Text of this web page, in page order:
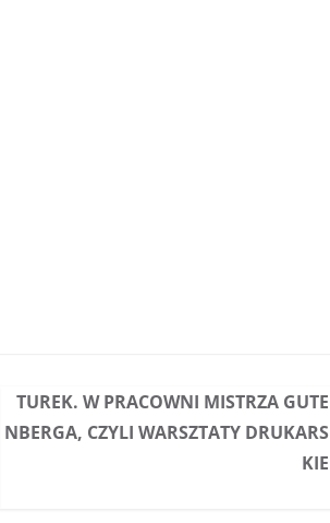
TUREK. W PRACOWNI MISTRZA GUTE
NBERGA, CZYLI WARSZTATY DRUKARS
KIE